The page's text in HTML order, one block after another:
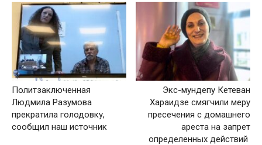
Политзаключенная
Людмила Разумова
прекратила голодовку,
сообщил наш источник
Экс-мундепу Кетеван
Хараидзе смягчили меру
пресечения с домашнего
ареста на запрет
определенных действий